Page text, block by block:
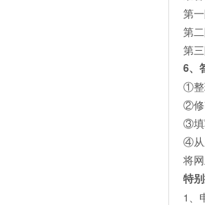
第
第
第
6、
①整
②修
③填
④从
将
特
1、